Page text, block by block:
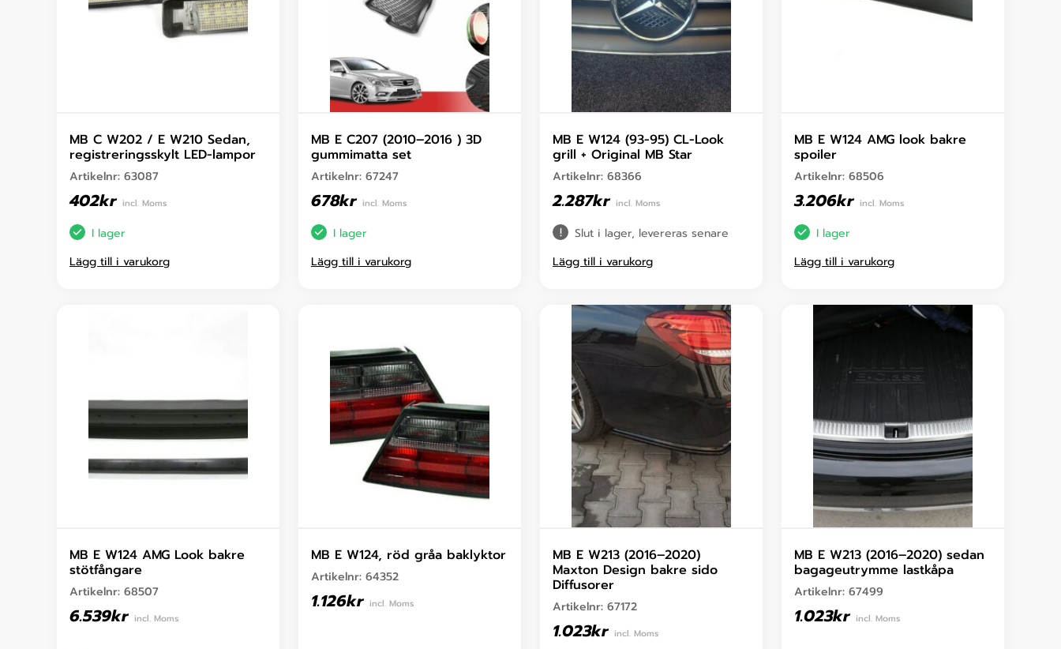
MB C W202 / E W210 Sedan,
registreringsskylt LED-lampor
Artikelnr: 63087
402kr incl. Moms
I lager
Lägg till i varukorg
MB E C207 (2010–2016 ) 3D
gummimatta set
Artikelnr: 67247
678kr incl. Moms
I lager
Lägg till i varukorg
MB E W124 (93-95) CL-Look
grill + Original MB Star
Artikelnr: 68366
2.287kr incl. Moms
Slut i lager, levereras senare
Lägg till i varukorg
MB E W124 AMG look bakre
spoiler
Artikelnr: 68506
3.206kr incl. Moms
I lager
Lägg till i varukorg
MB E W124 AMG Look bakre
stötfångare
Artikelnr: 68507
6.539kr incl. Moms
MB E W124, röd gråa baklyktor
Artikelnr: 64352
1.126kr incl. Moms
MB E W213 (2016–2020)
Maxton Design bakre sido
Diffusorer
Artikelnr: 67172
1.023kr incl. Moms
MB E W213 (2016–2020) sedan
bagageutrymme lastkåpa
Artikelnr: 67499
1.023kr incl. Moms